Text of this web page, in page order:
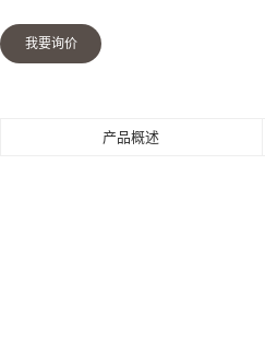
我要询价
产品概述